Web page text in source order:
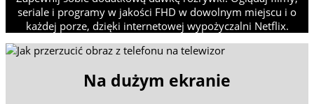
seriale i programy w jakości FHD w dowolnym miejscu i o
każdej porze, dzięki internetowej wypożyczalni Netflix.
Na dużym ekranie